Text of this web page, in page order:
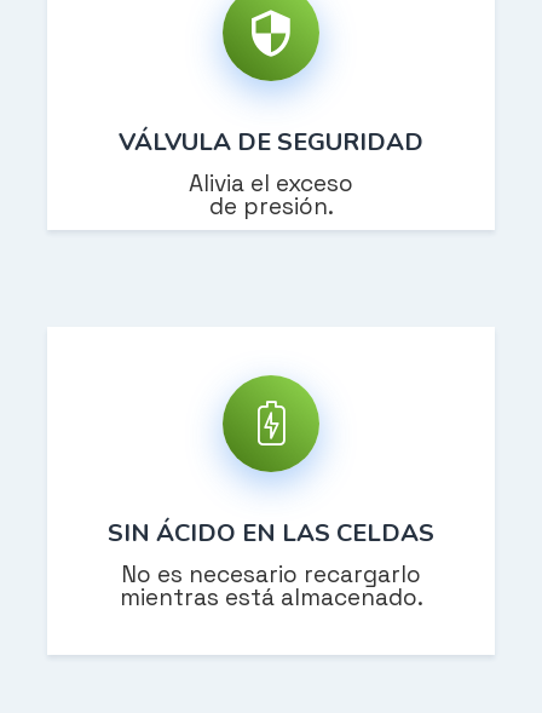
VÁLVULA DE SEGURIDAD
Alivia el exceso
de presión.
SIN ÁCIDO EN LAS CELDAS
No es necesario recargarlo
mientras está almacenado.